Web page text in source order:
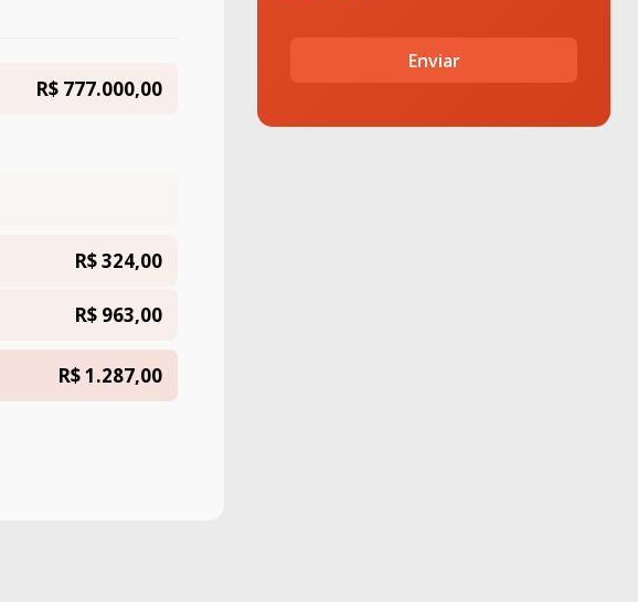
R$ 777.000,00
R$ 324,00
R$ 963,00
R$ 1.287,00
Enviar